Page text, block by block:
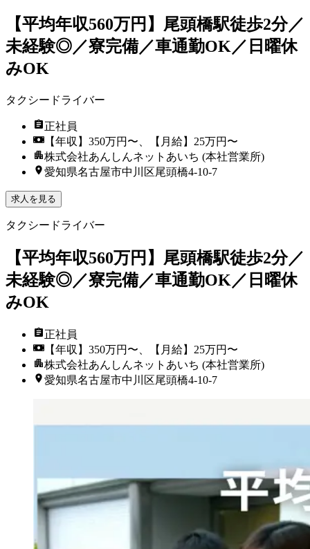
【平均年収560万円】尾頭橋駅徒歩2分／
未経験◎／寮完備／車通勤OK／日曜休
みOK
タクシードライバー
正社員
【年収】350万円〜、【月給】25万円〜
株式会社あんしんネットあいち (本社営業所)
愛知県名古屋市中川区尾頭橋4-10-7
求人を見る
タクシードライバー
【平均年収560万円】尾頭橋駅徒歩2分／
未経験◎／寮完備／車通勤OK／日曜休
みOK
正社員
【年収】350万円〜、【月給】25万円〜
株式会社あんしんネットあいち (本社営業所)
愛知県名古屋市中川区尾頭橋4-10-7